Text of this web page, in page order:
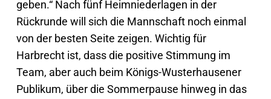
geben.“ Nach fünf Heimniederlagen in der
Rückrunde will sich die Mannschaft noch einmal
von der besten Seite zeigen. Wichtig für
Harbrecht ist, dass die positive Stimmung im
Team, aber auch beim Königs-Wusterhausener
Publikum, über die Sommerpause hinweg in das